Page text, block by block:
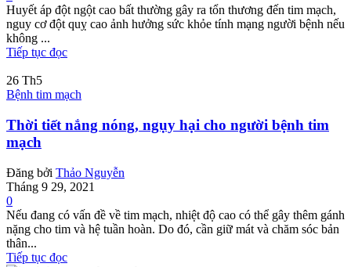
Huyết áp đột ngột cao bất thường gây ra tổn thương đến tim mạch,
nguy cơ đột quỵ cao ảnh hưởng sức khỏe tính mạng người bệnh nếu
không ...
Tiếp tục đọc
26 Th5
Bệnh tim mạch
Thời tiết nắng nóng, ngụy hại cho người bệnh tim
mạch
Đăng bởi Thảo Nguyễn
Tháng 9 29, 2021
0
Nếu đang có vấn đề về tim mạch, nhiệt độ cao có thể gây thêm gánh
nặng cho tim và hệ tuần hoàn. Do đó, cần giữ mát và chăm sóc bản
thân...
Tiếp tục đọc